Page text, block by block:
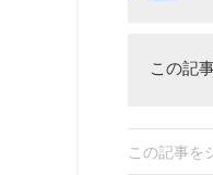
この記
この記事を